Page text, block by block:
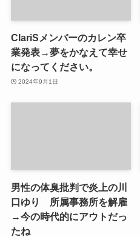
ClariSメンバーのカレン卒
業発表→夢をかなえて幸せ
になってください。
2024年9月1日
男性の体臭批判で炎上の川
口ゆり 所属事務所を解雇
→今の時代的にアウトだっ
たね